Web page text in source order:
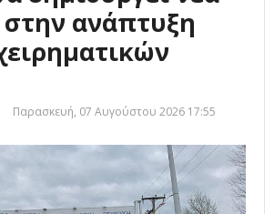
ανάπτυξη
Παρασκευή, 07 Αυγούστου 2026 17:55